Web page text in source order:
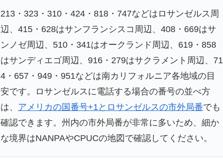
213・323・310・424・818・747などはロサンゼルス周
辺、415・628はサンフランシスコ周辺、408・669はサ
ンノゼ周辺、510・341はオークランド周辺、619・858
はサンディエゴ周辺、916・279はサクラメント周辺、71
4・657・949・951などは南カリフォルニア各地域の目
安です。ロサンゼルスに電話する場合の番号の並べ方
は、 アメリカの国番号+1とロサンゼルスの市外局番でも
確認できます。州内の市外局番が非常に多いため、細か
な境界はNANPAやCPUCの地図で確認してください。